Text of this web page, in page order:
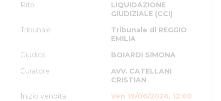
Rito
LIQUIDAZIONE
GIUDIZIALE (CCI)
Tribunale
Tribunale di REGGIO
EMILIA
Giudice
BOIARDI SIMONA
Curatore
AVV. CATELLANI
CRISTIAN
Inizio vendita
Ven 19/06/2026, 12:00